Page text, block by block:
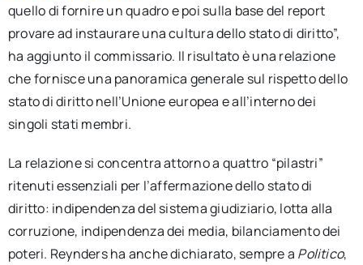
quello di fornire un quadro e poi sulla base del report
provare ad instaurare una cultura dello stato di diritto”,
ha aggiunto il commissario. Il risultato è una relazione
che fornisce una panoramica generale sul rispetto dello
stato di diritto nell’Unione europea e all’interno dei
singoli stati membri.
La relazione si concentra attorno a quattro “pilastri”
ritenuti essenziali per l’affermazione dello stato di
diritto: indipendenza del sistema giudiziario, lotta alla
corruzione, indipendenza dei media, bilanciamento dei
poteri. Reynders ha anche dichiarato, sempre a Politico,